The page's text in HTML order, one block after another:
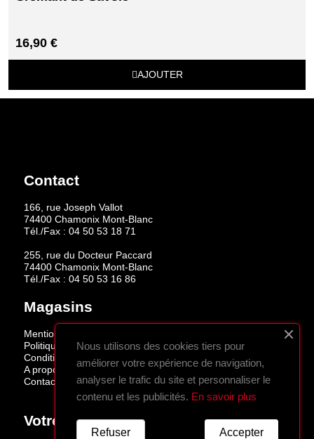
16,90 €
AJOUTER
Contact
166, rue Joseph Vallot
74400 Chamonix Mont-Blanc
Tél./Fax : 04 50 53 18 71
255, rue du Docteur Paccard
74400 Chamonix Mont-Blanc
Tél./Fax : 04 50 53 16 86
Magasins
Mentions légales
Politique de confidentialité
Conditions de vente
A propos
Contactez-nous
Votre Compte
Nous utilisons des cookies tiers pour
améliorer votre expérience de navigation,
analyser le trafic du site et personnaliser le
contenu et les publicités. En savoir plus
Accepter
Refuser